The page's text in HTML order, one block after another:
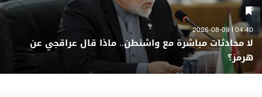
04:40 | 2026-08-09
لا محادثات مباشرة مع واشنطن.. ماذا قال عراقجي عن
هرمز؟